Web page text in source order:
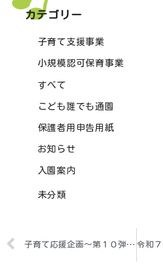
カテゴリー
子育て支援事業
小規模認可保育事業
すべて
こども誰でも通園
保護者用申告用紙
お知らせ
入園案内
未分類
子育て応援企画～第１０弾！「親子DEクッキング～レンジでかんたん蒸しパン～」